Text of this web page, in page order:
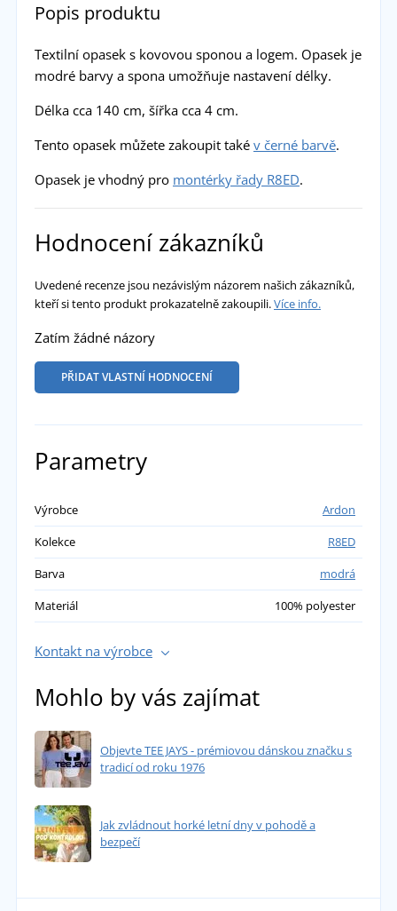
Popis produktu
Textilní opasek s kovovou sponou a logem. Opasek je
modré barvy a spona umožňuje nastavení délky.
Délka cca 140 cm, šířka cca 4 cm.
Tento opasek můžete zakoupit také v černé barvě.
Opasek je vhodný pro montérky řady R8ED.
Hodnocení zákazníků
Uvedené recenze jsou nezávislým názorem našich zákazníků,
kteří si tento produkt prokazatelně zakoupili.Více info.
Zatím žádné názory
PŘIDAT VLASTNÍ HODNOCENÍ
Parametry
Výrobce
Ardon
Kolekce
R8ED
Barva
modrá
Materiál
100% polyester
Kontakt na výrobce
Mohlo by vás zajímat
Objevte TEE JAYS - prémiovou dánskou značku s
tradicí od roku 1976
Jak zvládnout horké letní dny v pohodě a
bezpečí